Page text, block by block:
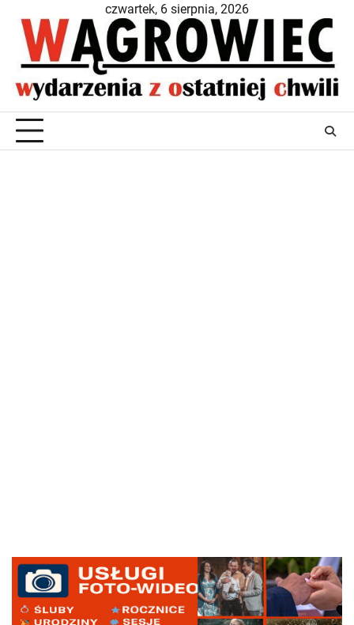
content
czwartek, 6 sierpnia, 2026